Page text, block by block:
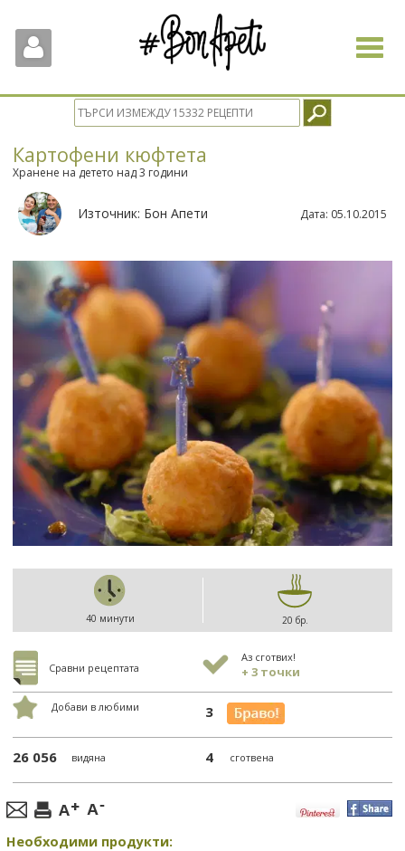
Toggle
Картофени кюфтета
Хранене на детето над 3 години
Източник: Бон Апети Дата: 05.10.2015
40 минути 20 бр.
Сравни рецептата
Аз сготвих!
+ 3 точки
Добави в любими 3
26 056 видяна 4 сготвена
Необходими продукти: